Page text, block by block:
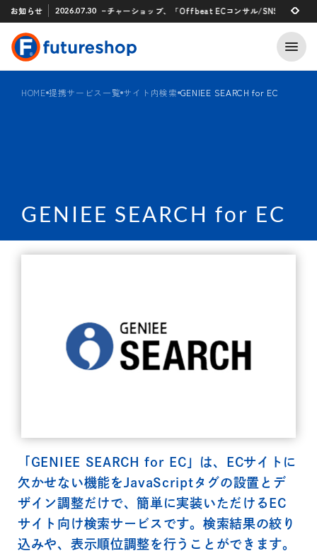
お知らせ
アプリ 「STAFF START」とのタグ連携を開始
2026.07.30
フューチャーショップ、「Offbeat ECコンサル/SNSマーケティング
2026.07.29
HOME 提携サービス一覧 サイト内検索 GENIEE SEARCH for EC
GENIEE SEARCH for EC
「GENIEE SEARCH for EC」は、ECサイトに
欠かせない機能をJavaScriptタグの設置とデ
ザイン調整だけで、簡単に実装いただけるEC
サイト向け検索サービスです。検索結果の絞り
込みや、表示順位調整を行うことができます。